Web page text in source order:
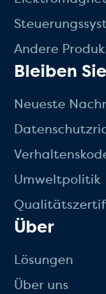
Andere
Bleiben
Neueste
Umweltpolitik
Über
Lösungen
Über uns